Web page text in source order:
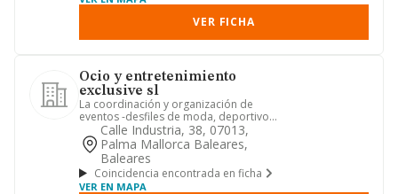
VER FICHA
Ocio y entretenimiento
exclusive sl
La coordinación y organización de
eventos -desfiles de moda, deportivos,
actos sociales, fiestas pr...
Calle Industria, 38, 07013,
Palma Mallorca Baleares,
Baleares
Coincidencia encontrada en ficha
VER EN MAPA